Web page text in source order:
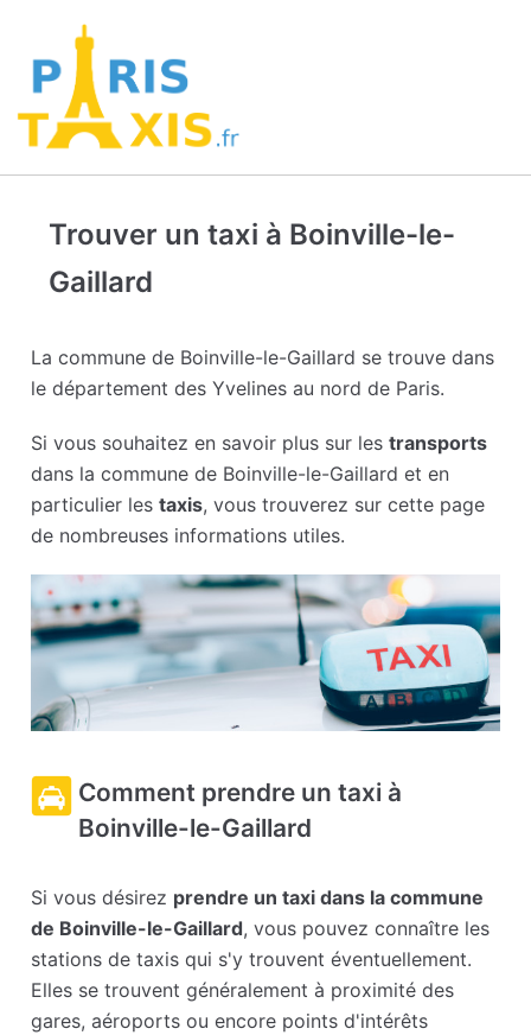
Trouver un taxi à Boinville-le-
Gaillard
La commune de Boinville-le-Gaillard se trouve dans
le département des Yvelines au nord de Paris.
Si vous souhaitez en savoir plus sur lestransports
dans la commune de Boinville-le-Gaillard et en
particulier lestaxis, vous trouverez sur cette page
de nombreuses informations utiles.
Comment prendre un taxi à
Boinville-le-Gaillard
Si vous désirez prendre un taxi dans la commune
de Boinville-le-Gaillard, vous pouvez connaître les
stations de taxis qui s'y trouvent éventuellement.
Elles se trouvent généralement à proximité des
gares, aéroports ou encore points d'intérêts